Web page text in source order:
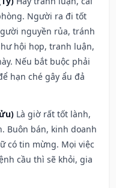
Người ra đi tốt
nguyền rủa, tránh
hội họp, tranh luận,
Nếu bắt buộc phải
hạn ché gây ẩu đả
Là giờ rất tốt lành,
Buôn bán, kinh doanh
có tin mừng. Mọi việc
cầu thì sẽ khỏi, gia